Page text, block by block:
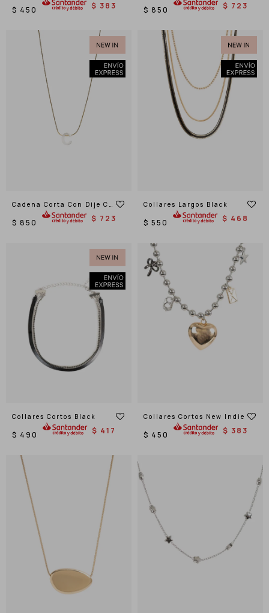
$ 450 $ 383 $ 850 $ 723
Cadena Corta Con Dije C,
$ 850 $ 723
Collares Largos Black
$ 550 $ 468
Collares Cortos Black
$ 490 $ 417
Collares Cortos New Indie
$ 450 $ 383